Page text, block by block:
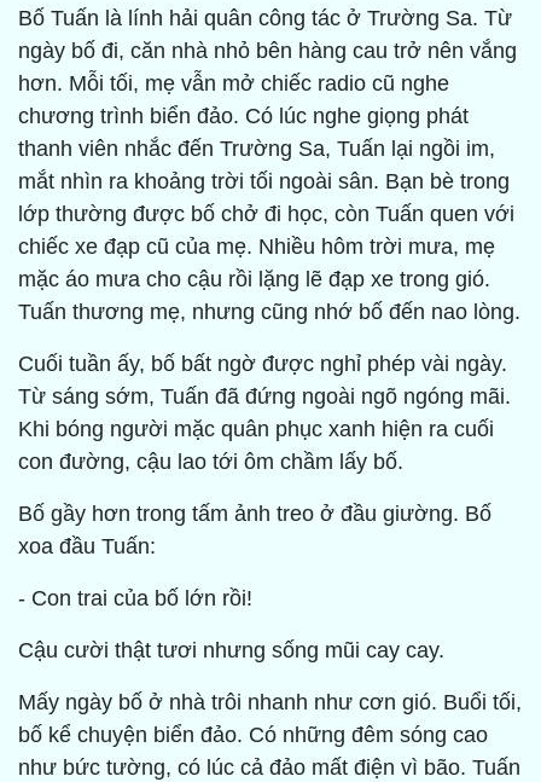
Bố Tuấn là lính hải quân công tác ở Trường Sa. Từ
ngày bố đi, căn nhà nhỏ bên hàng cau trở nên vắng
hơn. Mỗi tối, mẹ vẫn mở chiếc radio cũ nghe
chương trình biển đảo. Có lúc nghe giọng phát
thanh viên nhắc đến Trường Sa, Tuấn lại ngồi im,
mắt nhìn ra khoảng trời tối ngoài sân. Bạn bè trong
lớp thường được bố chở đi học, còn Tuấn quen với
chiếc xe đạp cũ của mẹ. Nhiều hôm trời mưa, mẹ
mặc áo mưa cho cậu rồi lặng lẽ đạp xe trong gió.
Tuấn thương mẹ, nhưng cũng nhớ bố đến nao lòng.
Cuối tuần ấy, bố bất ngờ được nghỉ phép vài ngày.
Từ sáng sớm, Tuấn đã đứng ngoài ngõ ngóng mãi.
Khi bóng người mặc quân phục xanh hiện ra cuối
con đường, cậu lao tới ôm chầm lấy bố.
Bố gầy hơn trong tấm ảnh treo ở đầu giường. Bố
xoa đầu Tuấn:
- Con trai của bố lớn rồi!
Cậu cười thật tươi nhưng sống mũi cay cay.
Mấy ngày bố ở nhà trôi nhanh như cơn gió. Buổi tối,
bố kể chuyện biển đảo. Có những đêm sóng cao
như bức tường, có lúc cả đảo mất điện vì bão. Tuấn